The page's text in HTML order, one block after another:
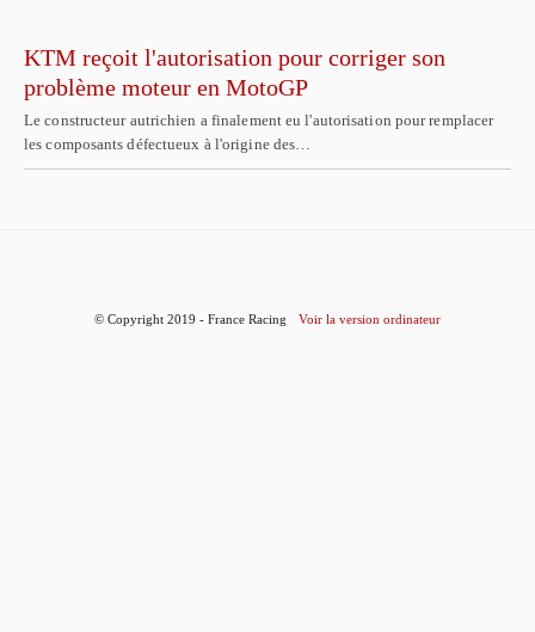
KTM reçoit l'autorisation pour corriger son
problème moteur en MotoGP
Le constructeur autrichien a finalement eu l'autorisation pour remplacer
les composants défectueux à l'origine des…
© Copyright 2019 - France Racing Voir la version ordinateur